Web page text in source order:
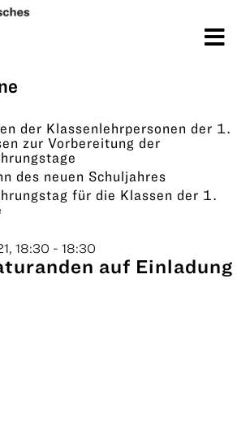
der Klassenlehrpersonen der 1.
zur Vorbereitung der
des neuen Schuljahres
für die Klassen der 1.
18:30 - 18:30
auf Einladung